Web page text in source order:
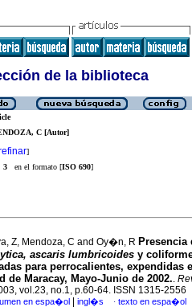
de la biblioteca
C [Autor]
]
3 en el formato [ISO 690]
Z, Mendoza, C and Oy�n, R Presencia
ascaris lumbricoides y
para perrocalientes, expendidas
de Maracay, Mayo-Junio de 2002..
vol.23, no.1, p.60-64. ISSN 1315-2556
en espa�ol ingl�s · texto en espa�ol